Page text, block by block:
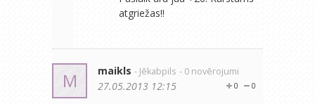
atgriežas!!
M maikls - Jēkabpils - 0 novērojumi
0
0
27.05.2013 12:15